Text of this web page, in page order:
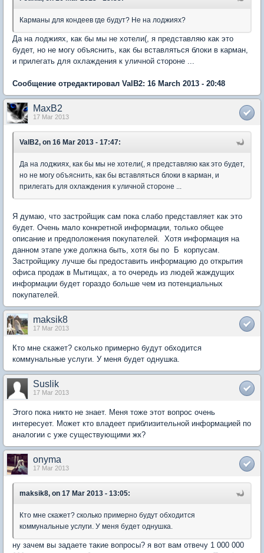
Карманы для кондеев где будут? Не на лоджиях?
Да на лоджиях, как бы мы не хотели(, я представляю как это
будет, но не могу объяснить, как бы вставляться блоки в карман,
и прилегать для охлаждения к уличной стороне ...
Сообщение отредактировал ValB2: 16 March 2013 - 20:48
MaxB2
17 Mar 2013
ValB2, on 16 Mar 2013 - 17:47:
Да на лоджиях, как бы мы не хотели(, я представляю как это будет,
но не могу объяснить, как бы вставляться блоки в карман, и
прилегать для охлаждения к уличной стороне ...
Я думаю, что застройщик сам пока слабо представляет как это
будет. Очень мало конкретной информации, только общее
описание и предположения покупателей. Хотя информация на
данном этапе уже должна быть, хотя бы по Б корпусам.
Застройщику лучше бы предоставить информацию до открытия
офиса продаж в Мытищах, а то очередь из людей жаждущих
информации будет гораздо больше чем из потенциальных
покупателей.
maksik8
17 Mar 2013
Кто мне скажет? сколько примерно будут обходится
коммунальные услуги. У меня будет однушка.
Suslik
17 Mar 2013
Этого пока никто не знает. Меня тоже этот вопрос очень
интересует. Может кто владеет приблизительной информацией по
аналогии с уже существующими жк?
onyma
17 Mar 2013
maksik8, on 17 Mar 2013 - 13:05:
Кто мне скажет? сколько примерно будут обходится
коммунальные услуги. У меня будет однушка.
ну зачем вы задаете такие вопросы? я вот вам отвечу 1 000 000